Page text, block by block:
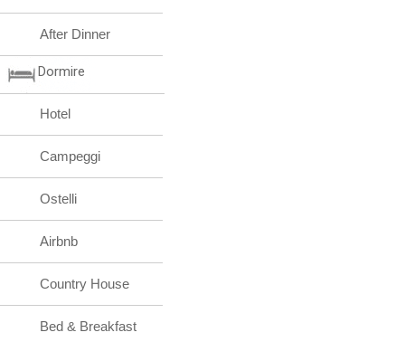
After Dinner
Dormire
Hotel
Campeggi
Ostelli
Airbnb
Country House
Bed & Breakfast